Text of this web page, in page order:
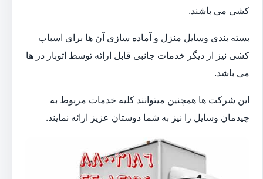
کشی می باشند.
بسته بندی وسایل منزل و آماده سازی آن ها برای اسباب
کشی نیز از دیگر خدمات جانبی قابل ارائه توسط اتوبار در ها
می باشد.
این شرکت ها همچنین میتوانند کلیه خدمات مربوط به
چیدمان وسایل را نیز به شما دوستان عزیز ارائه نمایند.